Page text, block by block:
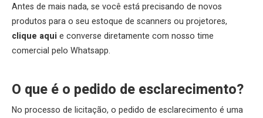
Antes de mais nada, se você está precisando de novos
produtos para o seu estoque de scanners ou projetores,
clique aqui e converse diretamente com nosso time
comercial pelo Whatsapp.
O que é o pedido de esclarecimento?
No processo de licitação, o pedido de esclarecimento é uma